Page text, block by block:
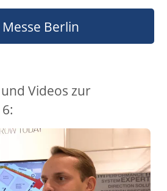
Messe Berlin
Videos zur